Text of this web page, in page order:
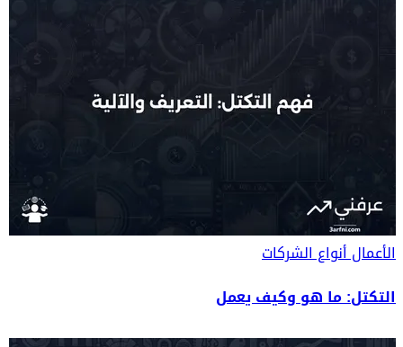
الأعمالأنواع الشركات
التكتل: ما هو وكيف يعمل